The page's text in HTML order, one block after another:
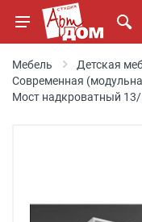
Мебель
Детская
Современная
Мост надкроватный